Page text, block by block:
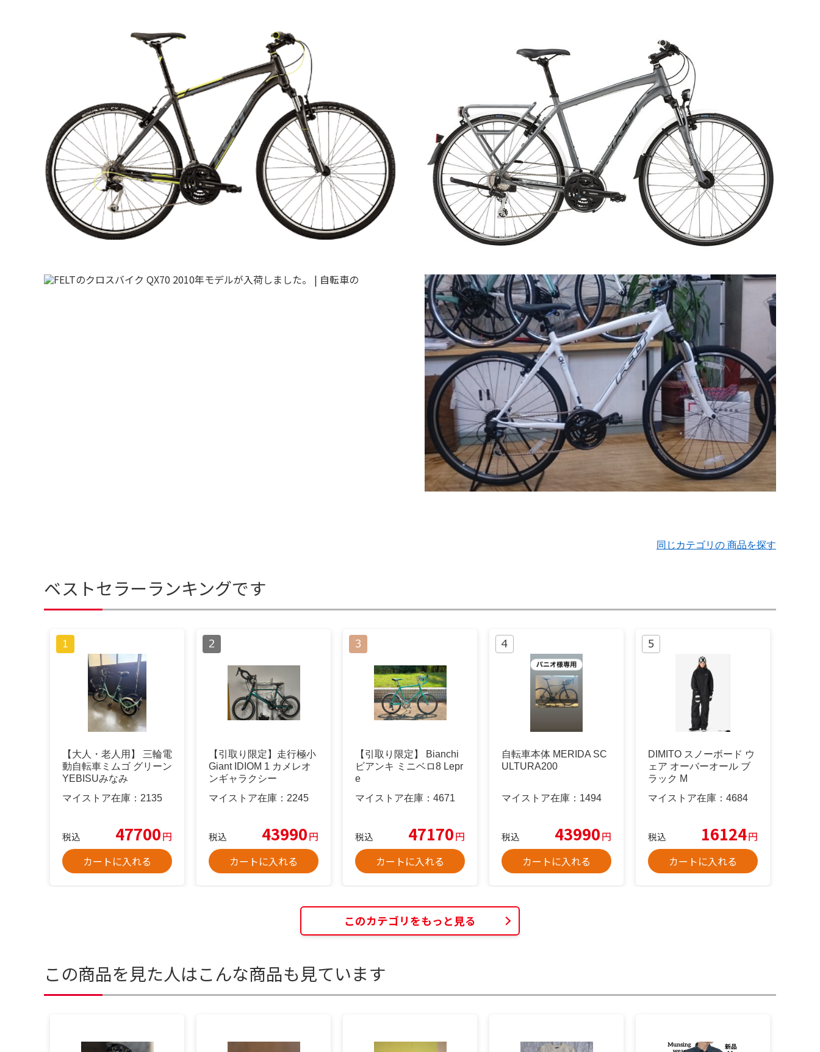
同じカテゴリの 商品を探す
ベストセラーランキングです
【大人・老人用】 三輪電
動自転車ミムゴ グリーン
YEBISUみなみ
マイストア在庫： 2135
税込 47700円
カートに入れる
【引取り限定】走行極小
Giant IDIOM 1 カメレオ
ンギャラクシー
マイストア在庫： 2245
税込 43990円
カートに入れる
【引取り限定】 Bianchi
ビアンキ ミニベロ8 Lepr
e
マイストア在庫： 4671
税込 47170円
カートに入れる
自転車本体 MERIDA SC
ULTURA200
マイストア在庫： 1494
税込 43990円
カートに入れる
DIMITO スノーボード ウ
ェア オーバーオール ブ
ラック M
マイストア在庫： 4684
税込 16124円
カートに入れる
このカテゴリをもっと見る
この商品を見た人はこんな商品も見ています